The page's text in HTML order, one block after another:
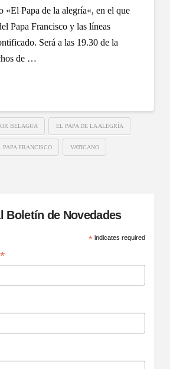
«El Papa de la alegría«, en el que
Papa Francisco y las líneas
Será a las 19.30 de la
de …
BELAGUA EL PAPA DE LA ALEGRÍA
PAPA FRANCISCO VATICANO
Boletín de Novedades
*indicates required
*